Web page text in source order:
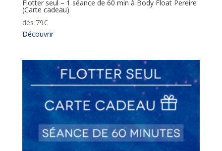
Flotter seul – 1 séance de 60 min à Body Float Pereire
(Carte cadeau)
dès 79€
Découvrir